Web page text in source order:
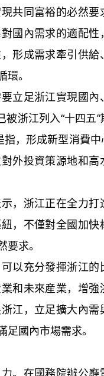
共同富裕的必然要
國內需求的適配性
形成需求牽引供給
環。
立足浙江實現國內
被浙江列入“十四五
指，形成新型消費
外投資策源地和高
，浙江正在全力打
，不僅對全國加快
要求。
以充分發揮浙江的
和未來産業，增強
江，立足擴大內需
足國內市場需求。
。在國務院辦公廳